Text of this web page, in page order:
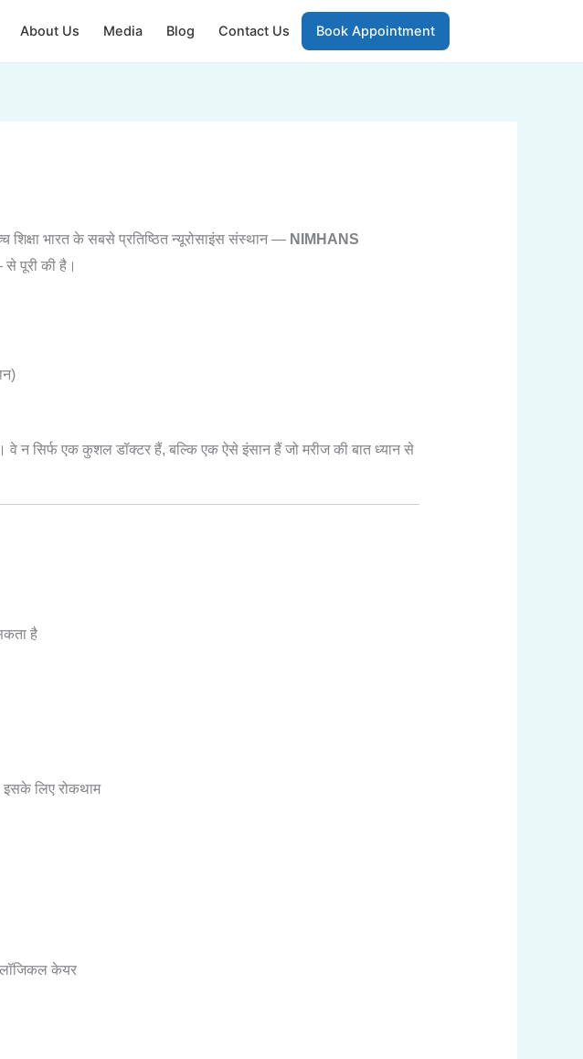
About Us Media Blog Contact Us Book Appointment
भारत के सबसे प्रतिष्ठित न्यूरोसाइंस संस्थान — NIMHANS
पूरी की है।
वे न सिर्फ एक कुशल डॉक्टर हैं, बल्कि एक ऐसे इंसान हैं जो मरीज की बात ध्यान से
है
इसके लिए रोकथाम
केयर